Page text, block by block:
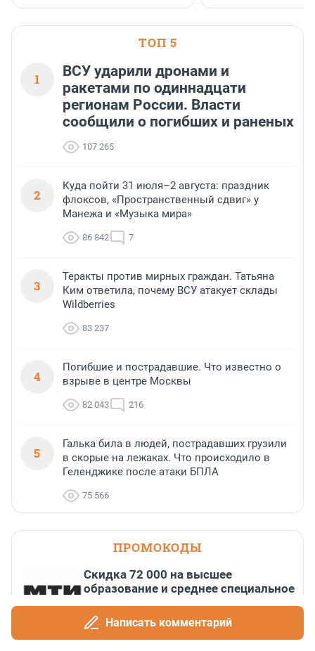
ТОП 5
1
ВСУ ударили дронами и
ракетами по одиннадцати
регионам России. Власти
сообщили о погибших и раненых
107 265
2
Куда пойти 31 июля–2 августа: праздник
флоксов, «Пространственный сдвиг» у
Манежа и «Музыка мира»
86 842 7
3
Теракты против мирных граждан. Татьяна
Ким ответила, почему ВСУ атакует склады
Wildberries
83 237
4
Погибшие и пострадавшие. Что известно о
взрыве в центре Москвы
82 043 216
5
Галька била в людей, пострадавших грузили
в скорые на лежаках. Что происходило в
Геленджике после атаки БПЛА
75 566
ПРОМОКОДЫ
Скидка 72 000 на высшее
образование и среднее специальное
образование в первый год обучения
До 31 августа, 2026
Скидка 11% на все курсы
Написать комментарий